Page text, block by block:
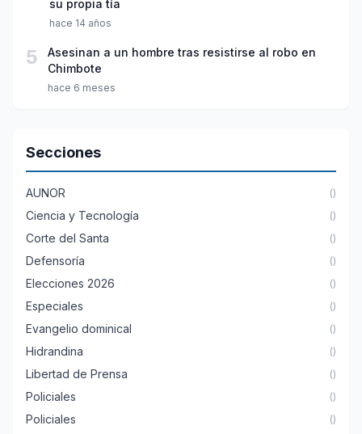
su propia tía
hace 14 años
5
Asesinan a un hombre tras resistirse al robo en
Chimbote
hace 6 meses
Secciones
AUNOR ()
Ciencia y Tecnología ()
Corte del Santa ()
Defensoría ()
Elecciones 2026 ()
Especiales ()
Evangelio dominical ()
Hidrandina ()
Libertad de Prensa ()
Policiales ()
Policiales ()